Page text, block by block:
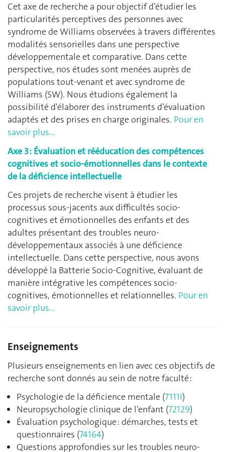
Cet axe de recherche a pour objectif d’étudier les
particularités perceptives des personnes avec
syndrome de Williams observées à travers différentes
modalités sensorielles dans une perspective
développementale et comparative. Dans cette
perspective, nos études sont menées auprès de
populations tout-venant et avec syndrome de
Williams (SW). Nous étudions également la
possibilité d'élaborer des instruments d’évaluation
adaptés et des prises en charge originales. Pour en
savoir plus...
Axe 3 : Évaluation et rééducation des compétences
cognitives et socio-émotionnelles dans le contexte
de la déficience intellectuelle
Ces projets de recherche visent à étudier les
processus sous-jacents aux difficultés socio-
cognitives et émotionnelles des enfants et des
adultes présentant des troubles neuro-
développementaux associés à une déficience
intellectuelle. Dans cette perspective, nous avons
développé la Batterie Socio-Cognitive, évaluant de
manière intégrative les compétences socio-
cognitives, émotionnelles et relationnelles. Pour en
savoir plus...
Enseignements
Plusieurs enseignements en lien avec ces objectifs de
recherche sont donnés au sein de notre faculté :
Psychologie de la déficience mentale (7111I)
Neuropsychologie clinique de l’enfant (72129)
Évaluation psychologique : démarches, tests et
questionnaires (74164)
Questions approfondies sur les troubles neuro-